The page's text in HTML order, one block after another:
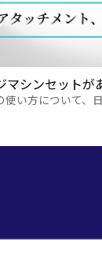
マシンセットが
使い方について、